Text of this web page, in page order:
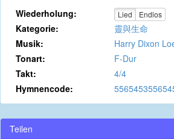
Wiederholung: Lied Endlos
Kategorie:
靈與生命
Musik:
Harry Dixon
Tonart:
F-Dur
Takt:
4/4
Hymnencode:
Teilen